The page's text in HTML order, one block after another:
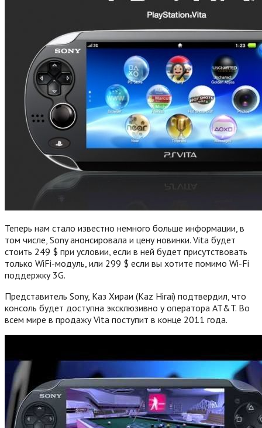
Теперь нам стало известно немного больше информации, в
том числе, Sony анонсировала и цену новинки. Vita будет
стоить 249 $ при условии, если в ней будет присутствовать
только WiFi-модуль, или 299 $ если вы хотите помимо Wi-Fi
поддержку 3G.
Представитель Sony, Каз Хираи (Kaz Hirai) подтвердил, что
консоль будет доступна эксклюзивно у оператора AT&T. Во
всем мире в продажу Vita поступит в конце 2011 года.